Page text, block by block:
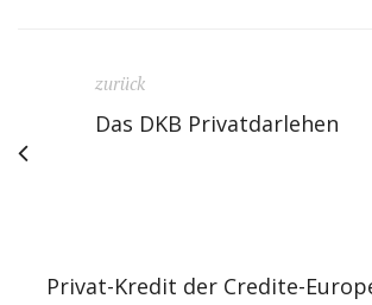
zurück
Das DKB Privatdarlehen
Privat-Kredit der Credite-